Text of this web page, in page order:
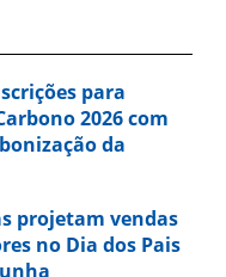
para
2026 com
da
projetam vendas
no Dia dos Pais